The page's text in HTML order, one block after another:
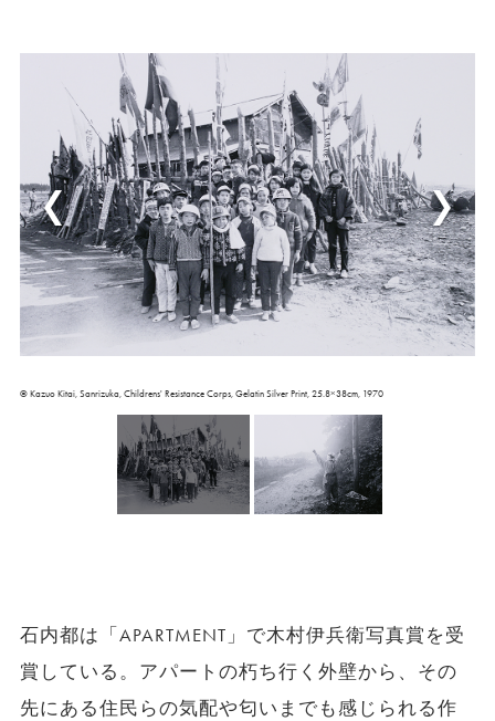
© Kazuo Kitai, Sanrizuka, Childrens' Resistance Corps, Gelatin Silver Print, 25.8×38cm, 1970
石内都は「APARTMENT」で木村伊兵衛写真賞を受
賞している。アパートの朽ち行く外壁から、その
先にある住民らの気配や匂いまでも感じられる作